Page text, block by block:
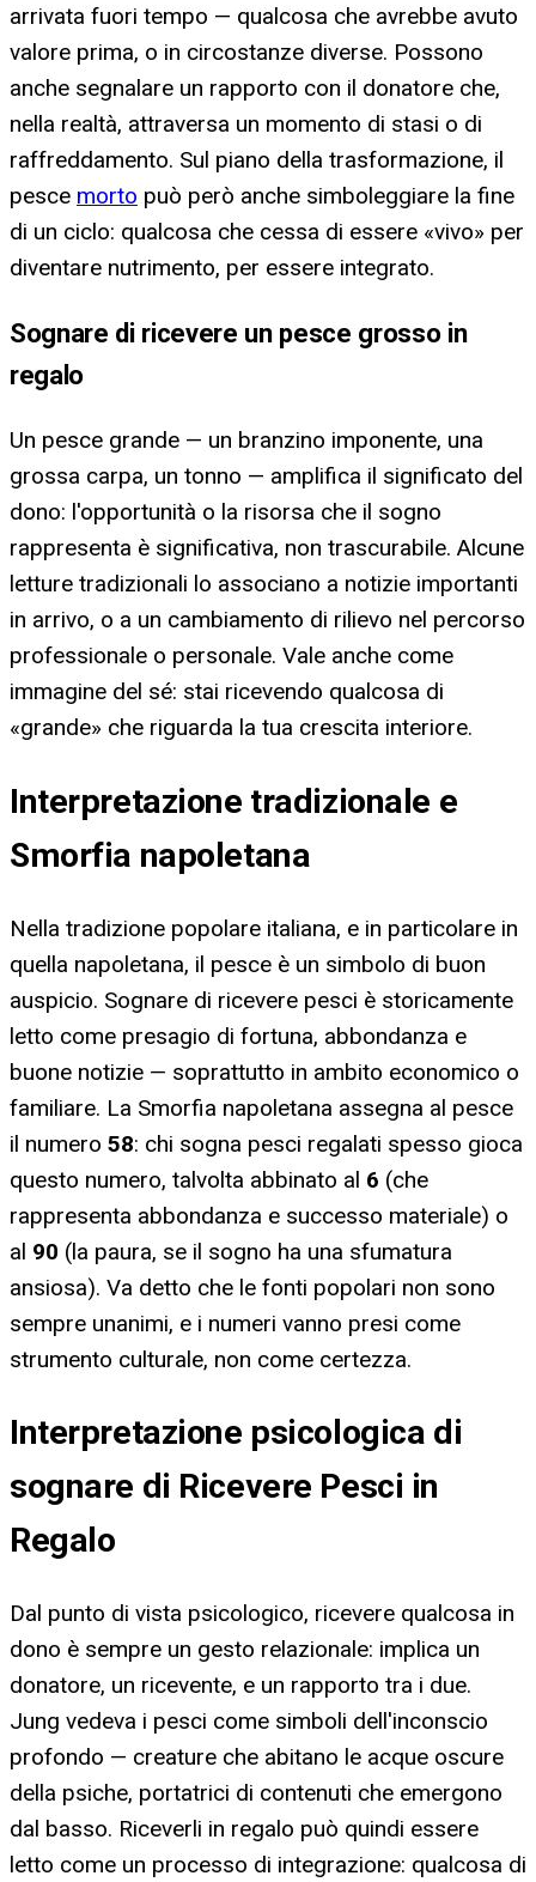
arrivata fuori tempo — qualcosa che avrebbe avuto
valore prima, o in circostanze diverse. Possono
anche segnalare un rapporto con il donatore che,
nella realtà, attraversa un momento di stasi o di
raffreddamento. Sul piano della trasformazione, il
pesce morto può però anche simboleggiare la fine
di un ciclo: qualcosa che cessa di essere «vivo» per
diventare nutrimento, per essere integrato.
Sognare di ricevere un pesce grosso in
regalo
Un pesce grande — un branzino imponente, una
grossa carpa, un tonno — amplifica il significato del
dono: l'opportunità o la risorsa che il sogno
rappresenta è significativa, non trascurabile. Alcune
letture tradizionali lo associano a notizie importanti
in arrivo, o a un cambiamento di rilievo nel percorso
professionale o personale. Vale anche come
immagine del sé: stai ricevendo qualcosa di
«grande» che riguarda la tua crescita interiore.
Interpretazione tradizionale e
Smorfia napoletana
Nella tradizione popolare italiana, e in particolare in
quella napoletana, il pesce è un simbolo di buon
auspicio. Sognare di ricevere pesci è storicamente
letto come presagio di fortuna, abbondanza e
buone notizie — soprattutto in ambito economico o
familiare. La Smorfia napoletana assegna al pesce
il numero 58: chi sogna pesci regalati spesso gioca
questo numero, talvolta abbinato al 6 (che
rappresenta abbondanza e successo materiale) o
al 90 (la paura, se il sogno ha una sfumatura
ansiosa). Va detto che le fonti popolari non sono
sempre unanimi, e i numeri vanno presi come
strumento culturale, non come certezza.
Interpretazione psicologica di
sognare di Ricevere Pesci in
Regalo
Dal punto di vista psicologico, ricevere qualcosa in
dono è sempre un gesto relazionale: implica un
donatore, un ricevente, e un rapporto tra i due.
Jung vedeva i pesci come simboli dell'inconscio
profondo — creature che abitano le acque oscure
della psiche, portatrici di contenuti che emergono
dal basso. Riceverli in regalo può quindi essere
letto come un processo di integrazione: qualcosa di